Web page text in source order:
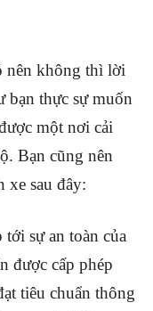
nên không thì lời
bạn thực sự muốn
một nơi cải
Bạn cũng nên
xe sau đây:
sự an toàn của
được cấp phép
tiêu chuẩn thông